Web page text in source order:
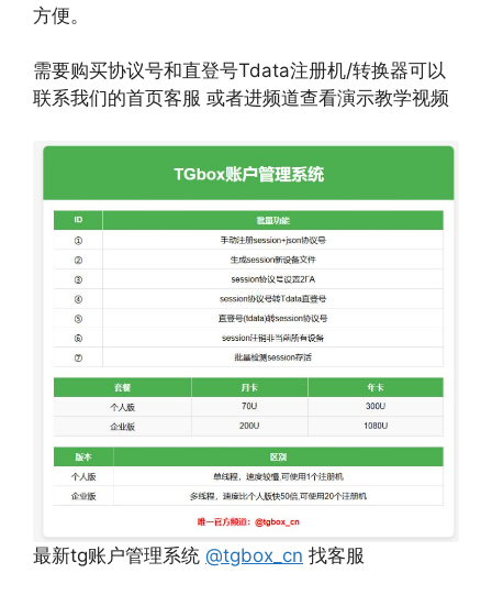
方便。
需要购买协议号和直登号Tdata注册机/转换器可以
联系我们的首页客服 或者进频道查看演示教学视频
最新tg账户管理系统 @tgbox_cn 找客服